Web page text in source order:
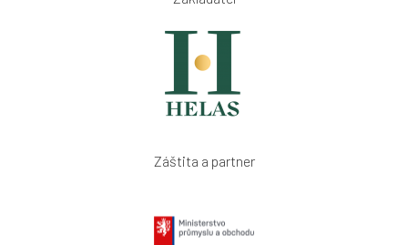
Záštita a partner